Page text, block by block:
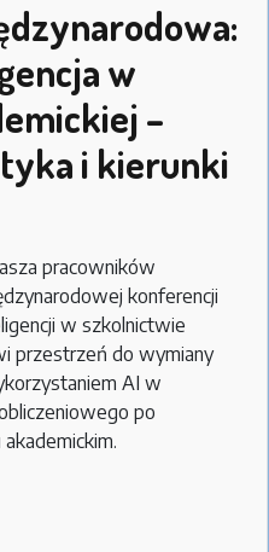
w
–
i kierunki
pracowników
konferencji
w szkolnictwie
przestrzeń do wymiany
AI w
po